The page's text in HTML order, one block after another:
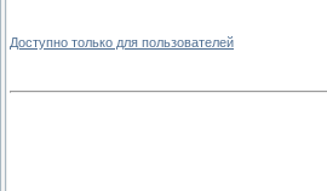
Доступно только для пользователей